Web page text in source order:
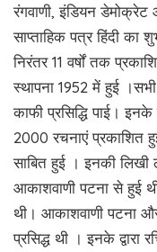
रंगवाणी, इंडियन डेमोक्रेट
साप्ताहिक पत्र हिंदी का
निरंतर 11 वर्षों तक
स्थापना 1952 में हुई
काफी प्रसिद्धि पाई।
2000 रचनाएं प्रकाशित
साबित हुई । इनकी
आकाशवाणी पटना से हुई
थी। आकाशवाणी पटना
प्रसिद्ध थी । इनके द्वारा